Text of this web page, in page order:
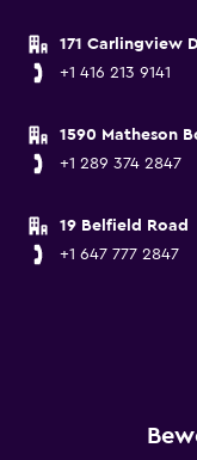
171 Carlingview
+1 416 213 9141
1590 Matheson
+1 289 374 2847
19 Belfield Road
+1 647 777 2847